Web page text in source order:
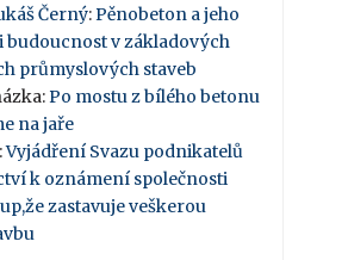
Černý: Pěnobeton a jeho
budoucnost v základových
průmyslových staveb
: Po mostu z bílého betonu
na jaře
:Vyjádření Svazu podnikatelů
k oznámení společnosti
zastavuje veškerou